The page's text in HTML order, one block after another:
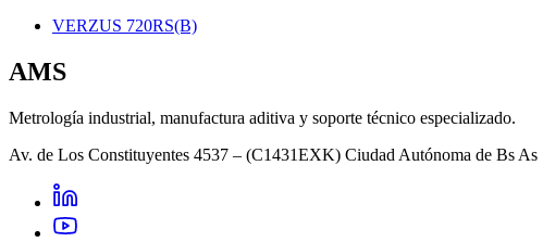
VERZUS 720RS(B)
AMS
Metrología industrial, manufactura aditiva y soporte técnico especializado.
Av. de Los Constituyentes 4537 – (C1431EXK) Ciudad Autónoma de Bs As